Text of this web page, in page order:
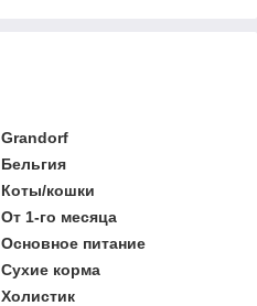
Grandorf
Бельгия
Коты/кошки
От 1-го месяца
Основное питание
Сухие корма
Холистик